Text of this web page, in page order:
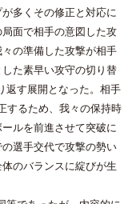
多くその修正と対応に
面で相手の意図した攻
の準備した攻撃が相手
た素早い攻守の切り替
返す展開となった。相手
するため、我々の保持時
ルを前進させて突破に
選手交代で攻撃の勢い
のバランスに綻びが生